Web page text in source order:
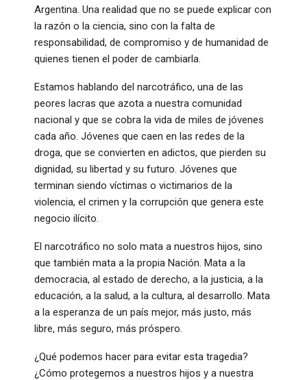
Argentina. Una realidad que no se puede explicar con
la razón o la ciencia, sino con la falta de
responsabilidad, de compromiso y de humanidad de
quienes tienen el poder de cambiarla.
Estamos hablando del narcotráfico, una de las
peores lacras que azota a nuestra comunidad
nacional y que se cobra la vida de miles de jóvenes
cada año. Jóvenes que caen en las redes de la
droga, que se convierten en adictos, que pierden su
dignidad, su libertad y su futuro. Jóvenes que
terminan siendo víctimas o victimarios de la
violencia, el crimen y la corrupción que genera este
negocio ilícito.
El narcotráfico no solo mata a nuestros hijos, sino
que también mata a la propia Nación. Mata a la
democracia, al estado de derecho, a la justicia, a la
educación, a la salud, a la cultura, al desarrollo. Mata
a la esperanza de un país mejor, más justo, más
libre, más seguro, más próspero.
¿Qué podemos hacer para evitar esta tragedia?
¿Cómo protegemos a nuestros hijos y a nuestra